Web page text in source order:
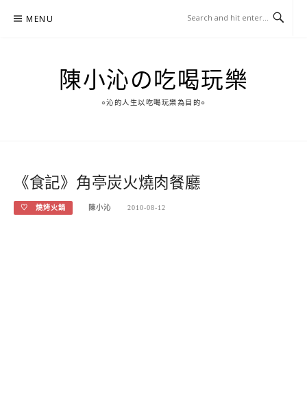
MENU
陳小沁の吃喝玩樂
○沁的人生以吃喝玩樂為目的○
《食記》角亭炭火燒肉餐廳
♡ 燒烤火鍋 陳小沁 2010-08-12